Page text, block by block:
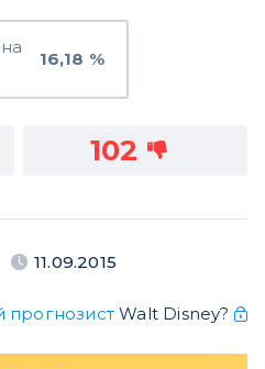
16,18 %
102
11.09.2015
прогнозистWalt Disney?